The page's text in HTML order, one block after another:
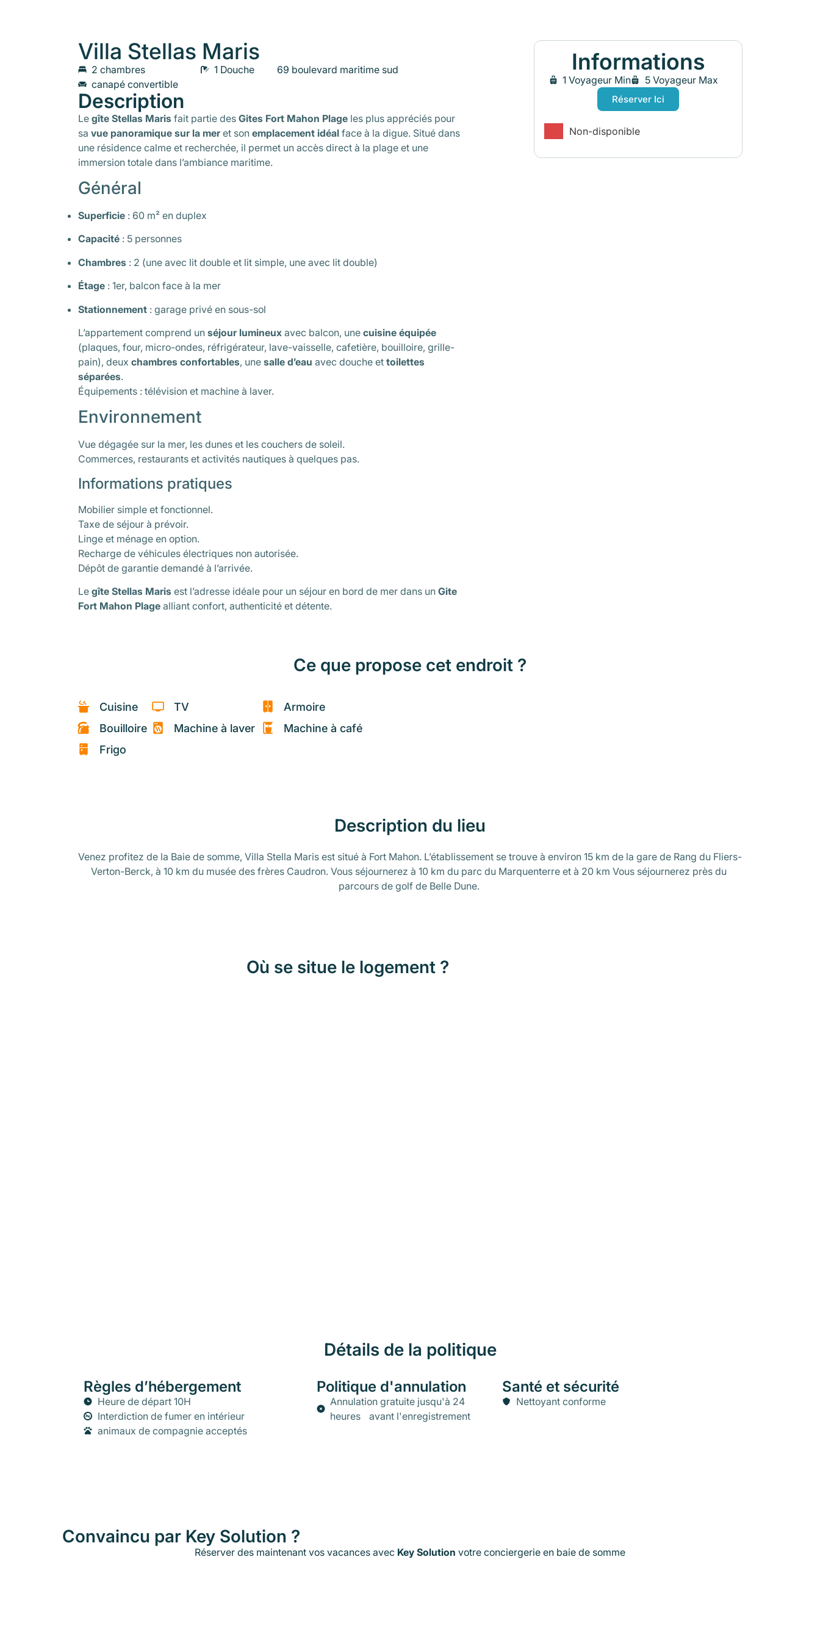
Villa Stellas Maris
2 chambres
canapé convertible
1 Douche 69 boulevard maritime sud
Description
Le gîte Stellas Maris fait partie des Gites Fort Mahon Plageles plus appréciés pour
sa vue panoramique sur la meret son emplacement idéalface à la digue. Situé dans
une résidence calme et recherchée, il permet un accès direct à la plage et une
immersion totale dans l’ambiance maritime.
Général
Superficie: 60 m² en duplex
Capacité: 5 personnes
Chambres : 2 (une avec lit double et lit simple, une avec lit double)
Étage: 1er, balcon face à la mer
Stationnement: garage privé en sous-sol
L’appartement comprend un séjour lumineuxavec balcon, une cuisine équipée
(plaques, four, micro-ondes, réfrigérateur, lave-vaisselle, cafetière, bouilloire, grille-
pain), deux chambres confortables, une salle d’eau avec douche et toilettes
séparées.
Équipements : télévision et machine à laver.
Environnement
Vue dégagée sur la mer, les dunes et les couchers de soleil.
Commerces, restaurants et activités nautiques à quelques pas.
Informations pratiques
Mobilier simple et fonctionnel.
Taxe de séjour à prévoir.
Linge et ménage en option.
Recharge de véhicules électriques non autorisée.
Dépôt de garantie demandé à l’arrivée.
Le gîte Stellas Maris est l’adresse idéale pour un séjour en bord de mer dans un Gite
Fort Mahon Plagealliant confort, authenticité et détente.
Informations
1 Voyageur Min 5 Voyageur Max
Réserver Ici
Non-disponible
Ce que propose cet endroit ?
Cuisine
Bouilloire
Frigo
TV
Machine à laver
Armoire
Machine à café
Description du lieu
Venez profitez de la Baie de somme, Villa Stella Maris est situé à Fort Mahon. L’établissement se trouve à environ 15 km de la gare de Rang du Fliers-
Verton-Berck, à 10 km du musée des frères Caudron. Vous séjournerez à 10 km du parc du Marquenterre et à 20 km Vous séjournerez près du
parcours de golf de Belle Dune.
Où se situe le logement ?
Détails de la politique
Règles d’hébergement
Heure de départ 10H
Interdiction de fumer en intérieur
animaux de compagnie acceptés
Politique d'annulation
Annulation gratuite jusqu'à 24
heures avant l'enregistrement
Santé et sécurité
Nettoyant conforme
Convaincu par Key Solution ?
Réserver des maintenant vos vacances avec Key Solution votre conciergerie en baie de somme